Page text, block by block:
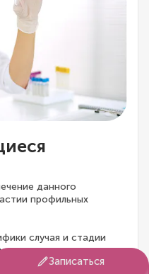
Записаться
данного
профильных
случая и стадии
из специалистов,